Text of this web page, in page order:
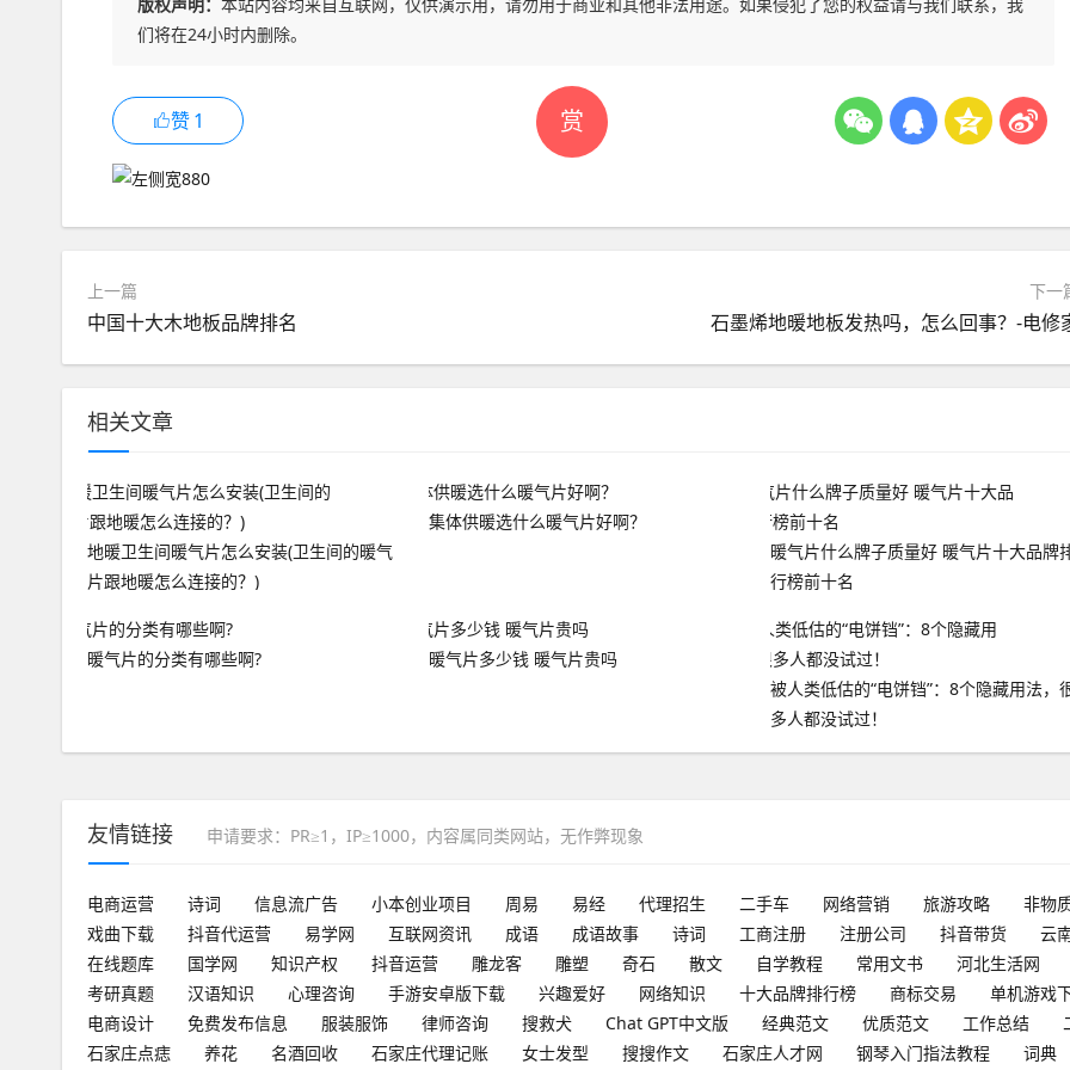
赏
们将在24小时内删除。
赞1
上一篇
中国十大木地板品牌排名
下一
石墨烯地暖地板发热吗，怎么回事？-电修
相关文章
地暖卫生间暖气片怎么安装(卫生间的暖气
片跟地暖怎么连接的？)
集体供暖选什么暖气片好啊？
暖气片什么牌子质量好 暖气片十大品牌
行榜前十名
暖气片的分类有哪些啊?
暖气片多少钱 暖气片贵吗
被人类低估的“电饼铛”：8个隐藏用法，
多人都没试过！
友情链接 申请要求：PR≥1，IP≥1000，内容属同类网站，无作弊现象
电商运营 诗词 信息流广告 小本创业项目 周易 易经 代理招生 二手车 网络营销 旅游攻略
非物
戏曲下载
抖音代运营 易学网 互联网资讯 成语 成语故事 诗词 工商注册 注册公司 抖音带货
云
在线题库
国学网 知识产权 抖音运营 雕龙客 雕塑 奇石 散文 自学教程 常用文书
河北生活网
考研真题
汉语知识 心理咨询 手游安卓版下载 兴趣爱好 网络知识 十大品牌排行榜 商标交易
单机游戏
电商设计
免费发布信息 服装服饰 律师咨询 搜救犬 Chat GPT中文版 经典范文 优质范文 工作总结
石家庄点痣
养花 名酒回收 石家庄代理记账 女士发型 搜搜作文 石家庄人才网 钢琴入门指法教程 词典